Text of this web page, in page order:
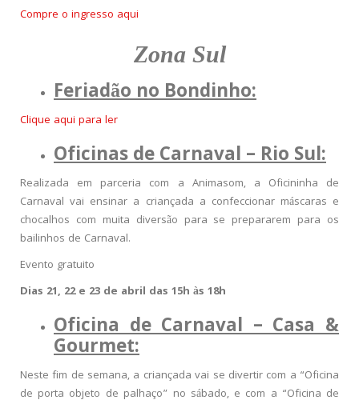
Compre o ingresso aqui
Zona Sul
Feriadão no Bondinho:
Clique aqui para ler
Oficinas de Carnaval – Rio Sul:
Realizada em parceria com a Animasom, a Oficininha de
Carnaval vai ensinar a criançada a confeccionar máscaras e
chocalhos com muita diversão para se prepararem para os
bailinhos de Carnaval.
Evento gratuito
Dias 21, 22 e 23 de abril das 15h às 18h
Oficina de Carnaval – Casa &
Gourmet:
Neste fim de semana, a criançada vai se divertir com a “Oficina
de porta objeto de palhaço” no sábado, e com a “Oficina de